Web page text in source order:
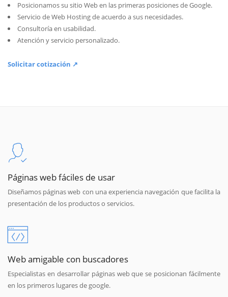
Posicionamos su sitio Web en las primeras posiciones de Google.
Servicio de Web Hosting de acuerdo a sus necesidades.
Consultoría en usabilidad.
Atención y servicio personalizado.
Solicitar cotización ↗
Páginas web fáciles de usar
Diseñamos páginas web con una experiencia navegación que facilita la
presentación de los productos o servicios.
Web amigable con buscadores
Especialistas en desarrollar páginas web que se posicionan fácilmente
en los primeros lugares de google.